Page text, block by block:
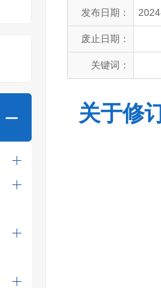
发布日期：
废止日期：
关键词：
关于修